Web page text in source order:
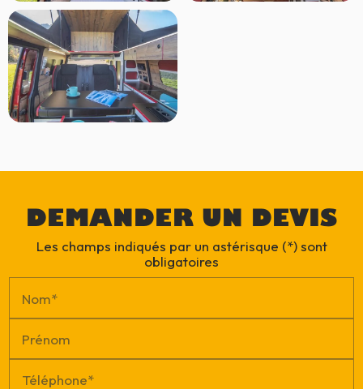
DEMANDER UN DEVIS
Les champs indiqués par un astérisque (*) sont
obligatoires
Nom*
Prénom
Téléphone*